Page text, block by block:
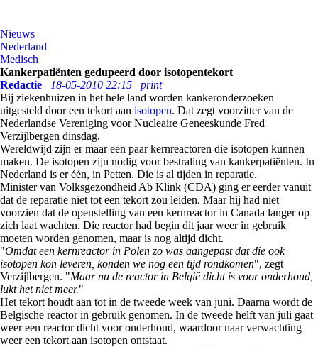
Nieuws
Nederland
Medisch
Kankerpatiënten gedupeerd door isotopentekort
Redactie
18-05-2010 22:15
print
Bij ziekenhuizen in het hele land worden kankeronderzoeken
uitgesteld door een tekort aan isotopen. Dat zegt voorzitter van de
Nederlandse Vereniging voor Nucleaire Geneeskunde Fred
Verzijlbergen dinsdag.
Wereldwijd zijn er maar een paar kernreactoren die isotopen kunnen
maken. De isotopen zijn nodig voor bestraling van kankerpatiënten. In
Nederland is er één, in Petten. Die is al tijden in reparatie.
Minister van Volksgezondheid Ab Klink (CDA) ging er eerder vanuit
dat de reparatie niet tot een tekort zou leiden. Maar hij had niet
voorzien dat de openstelling van een kernreactor in Canada langer op
zich laat wachten. Die reactor had begin dit jaar weer in gebruik
moeten worden genomen, maar is nog altijd dicht.
"Omdat een kernreactor in Polen zo was aangepast dat die ook
isotopen kon leveren, konden we nog een tijd rondkomen", zegt
Verzijlbergen. "Maar nu de reactor in België dicht is voor onderhoud,
lukt het niet meer."
Het tekort houdt aan tot in de tweede week van juni. Daarna wordt de
Belgische reactor in gebruik genomen. In de tweede helft van juli gaat
weer een reactor dicht voor onderhoud, waardoor naar verwachting
weer een tekort aan isotopen ontstaat.